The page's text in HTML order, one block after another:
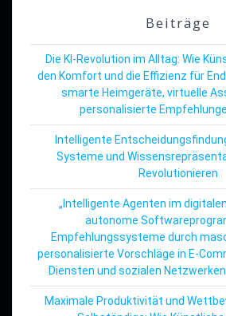
Beiträge
Die KI-Revolution im Alltag: Wie
den Komfort und die Effizienz für
smarte Heimgeräte, virtuelle
personalisierte
Intelligente
Systeme und
Revolutionieren
„Intelligente Agenten im
autonome
Empfehlungssysteme durch
personalisierte Vorschläge in E-
Diensten und sozialen
Maximale Produktivität und